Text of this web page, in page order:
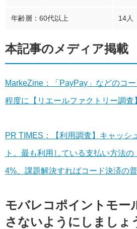
年齢層：60代以上 14人
本記事のメディア掲載
MarkeZine：「PayPay」などのコ
程度に【リエールファクトリー調査
PR TIMES：【利用調査】キャッシ
ト。最も利用している支払い方法
4%、課題解決すればコード決済の
モバレコポイントモー
さないようにしましょ